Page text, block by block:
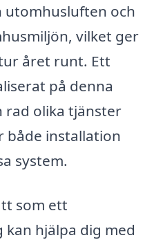
utomhusluften och
vilket ger
året runt. Ett
på denna
rad olika tjänster
både installation
system.
som ett
hjälpa dig med